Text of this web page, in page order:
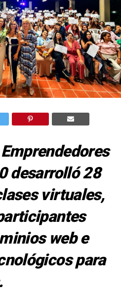
desarrolló 28
virtuales,
web e
para